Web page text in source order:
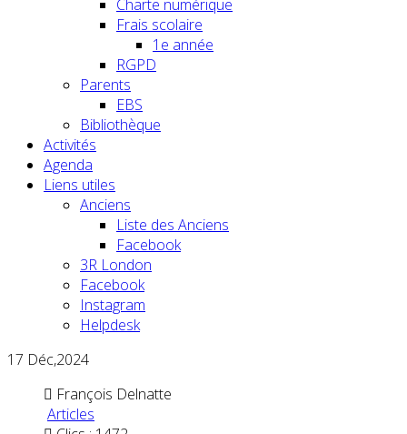
Charte numérique
Frais scolaire
1e année
RGPD
Parents
EBS
Bibliothèque
Activités
Agenda
Liens utiles
Anciens
Liste des Anciens
Facebook
3R London
Facebook
Instagram
Helpdesk
17 Déc,2024
François Delnatte
Articles